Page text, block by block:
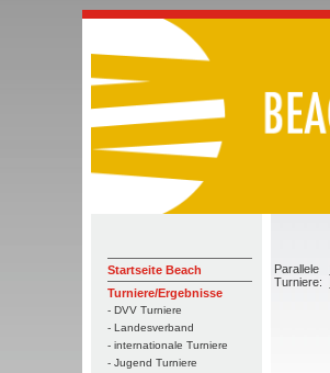
Startseite Beach
Turniere/Ergebnisse
- DVV Turniere
- Landesverband
- internationale Turniere
- Jugend Turniere
Parallele
Turniere: